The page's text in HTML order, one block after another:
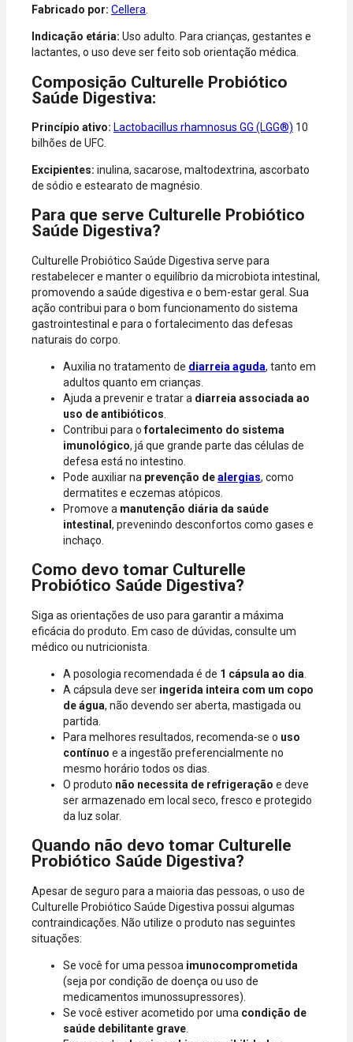
Diners.
Fabricado por: Cellera
Indicação etária: Uso adulto. Para crianças, gestantes e
lactantes, o uso deve ser feito sob orientação médica.
Composição Culturelle Probiótico
Saúde Digestiva:
Princípio ativo: Lactobacillus rhamnosus GG (LGG®) 10
bilhões de UFC.
Excipientes: inulina, sacarose, maltodextrina, ascorbato
de sódio e estearato de magnésio.
Para que serve Culturelle Probiótico
Saúde Digestiva?
Culturelle Probiótico Saúde Digestiva serve para
restabelecer e manter o equilíbrio da microbiota intestinal,
promovendo a saúde digestiva e o bem-estar geral. Sua
ação contribui para o bom funcionamento do sistema
gastrointestinal e para o fortalecimento das defesas
naturais do corpo.
Auxilia no tratamento de diarreia aguda, tanto em
adultos quanto em crianças.
Ajuda a prevenir e tratar a diarreia associada ao
uso de antibióticos
Contribui para ofortalecimento do sistema
imunológico, já que grande parte das células de
defesa está no intestino.
Pode auxiliar na prevenção dealergias, como
dermatites e eczemas atópicos.
Promove a manutenção diária da saúde
intestinal , prevenindo desconfortos como gases e
inchaço.
Como devo tomar Culturelle
Probiótico Saúde Digestiva?
Siga as orientações de uso para garantir a máxima
eficácia do produto. Em caso de dúvidas, consulte um
médico ou nutricionista.
A posologia recomendada é de 1 cápsula ao dia
A cápsula deve ser ingerida inteira com um copo
de água, não devendo ser aberta, mastigada ou
partida.
Para melhores resultados, recomenda-se o uso
contínuo e a ingestão preferencialmente no
mesmo horário todos os dias.
O produto não necessita de refrigeração e deve
ser armazenado em local seco, fresco e protegido
da luz solar.
Quando não devo tomar Culturelle
Probiótico Saúde Digestiva?
Apesar de seguro para a maioria das pessoas, o uso de
Culturelle Probiótico Saúde Digestiva possui algumas
contraindicações. Não utilize o produto nas seguintes
situações:
Se você for uma pessoa imunocomprometida
(seja por condição de doença ou uso de
medicamentos imunossupressores).
Se você estiver acometido por uma condição de
saúde debilitante grave